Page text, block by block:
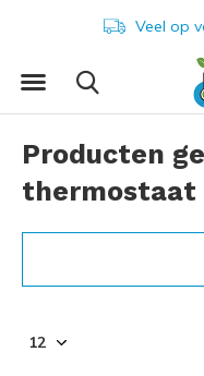
Veel op
Producten
thermostaat